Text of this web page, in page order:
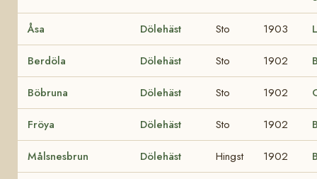
Åsa Dölehäst Sto 1903
Berdöla Dölehäst Sto 1902
Böbruna Dölehäst Sto 1902
Fröya Dölehäst Sto 1902
Målsnesbrun Dölehäst Hingst 1902